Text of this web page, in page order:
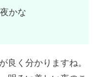
かな
良く分かりますね。